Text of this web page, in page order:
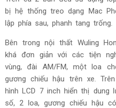
bị hệ thống treo dạng Mac
lập phía sau, phanh tang trống.
Bên trong nội thất Wuling
khá đơn giản với các tiện
vùng, đài AM/FM, một loa
gương chiếu hậu trên xe.
hình LCD 7 inch hiển thị dung
số, 2 loa, gương chiếu hậu